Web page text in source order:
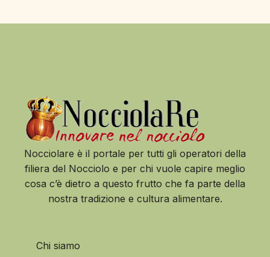
Nocciolare è il portale per tutti gli operatori della
filiera del Nocciolo e per chi vuole capire meglio
cosa c’è dietro a questo frutto che fa parte della
nostra tradizione e cultura alimentare.
Chi siamo